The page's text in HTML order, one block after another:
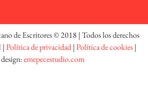
de Escritores © 2018 | Todos los derechos
|Política de privacidad|Política de cookies|
emepecestudio.com